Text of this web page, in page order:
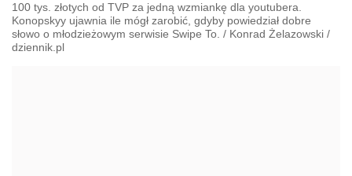
100 tys. złotych od TVP za jedną wzmiankę dla youtubera.
Konopskyy ujawnia ile mógł zarobić, gdyby powiedział dobre
słowo o młodzieżowym serwisie Swipe To. / Konrad Żelazowski /
dziennik.pl